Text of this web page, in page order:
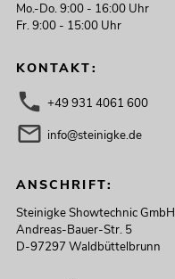
Mo.-Do. 9:00 - 16:00 Uhr
Fr. 9:00 - 15:00 Uhr
KONTAKT:
+49 931 4061 600
info@steinigke.de
ANSCHRIFT:
Steinigke Showtechnic GmbH
Andreas-Bauer-Str. 5
D-97297 Waldbüttelbrunn